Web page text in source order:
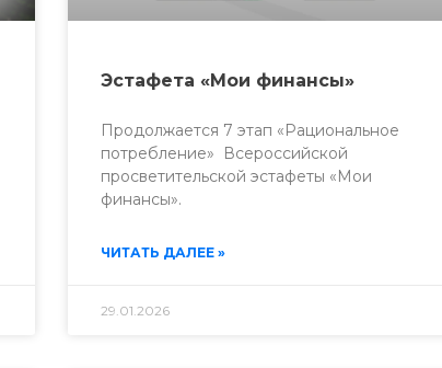
Эстафета «Мои финансы»
Продолжается 7 этап «Рациональное
потребление» Всероссийской
просветительской эстафеты «Мои
финансы».
ЧИТАТЬ ДАЛЕЕ »
29.01.2026